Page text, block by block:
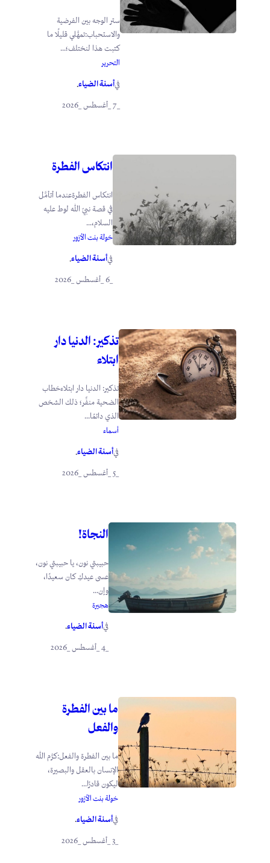
ستر الوجه بين الفرضية
والاستحباب:تمهَّلي قليلًا ما
كتبت هذا لنختلف؛...
التحرير
فيأسنة الضياء.
انتكاس الفطرة
انتكاس الفطرةعندما أتأمَّل
في قصة نبيّ الله لوط عليه
السلام،...
خولة بنت الأزور
فيأسنة الضياء.
تذكير: الدنيا دار
ابتلاء
تذكير: الدنيا دار ابتلاءخطاب
الضحية منفِّر؛ ذلك الشخص
الذي دائمًا...
أسماء
فيأسنة الضياء.
_5 _أغسطس _2026
النجاة!
حبيبتي نون، يا حبيبتي نون،
عسى عيدكِ كان سعيدًا،
وإن...
هجيرة
فيأسنة الضياء.
_4 _أغسطس _2026
ما بين الفطرة
والفعل
ما بين الفطرة والفعل:كرَّم الله
الإنسان بالعقل والبصيرة،
ليكون قادرًا...
خولة بنت الأزور
فيأسنة الضياء.